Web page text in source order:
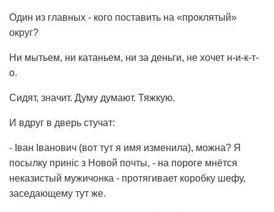
Один из главных - кого поставить на «проклятый»
округ?
Ни мытьем, ни катаньем, ни за деньги, не хочет н-и-к-т-
о.
Сидят, значит. Думу думают. Тяжкую.
И вдруг в дверь стучат:
- Іван Іванович (вот тут я имя изменила), можна? Я
посылку приніс з Новой почты, - на пороге мнётся
неказистый мужичонка - протягивает коробку шефу,
заседающему тут же.